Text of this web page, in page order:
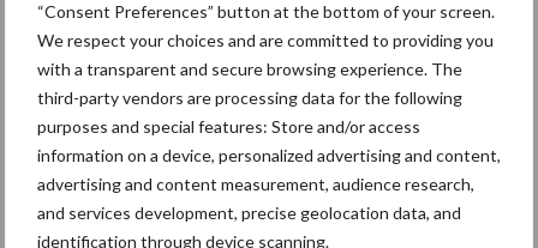
“Consent Preferences” button at the bottom of your screen.
We respect your choices and are committed to providing you
with a transparent and secure browsing experience. The
third-party vendors are processing data for the following
purposes and special features: Store and/or access
information on a device, personalized advertising and content,
advertising and content measurement, audience research,
and services development, precise geolocation data, and
identification through device scanning.
“Vraag naar praktische
hygieneoplossingen is in
Polen groter dan ooit”
Themapagina's